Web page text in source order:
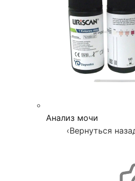
Анализ мочи
‹Вернуться